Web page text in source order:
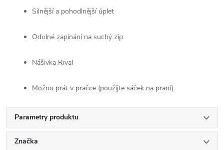
Silnější a pohodlnější úplet
Odolné zapínání na suchý zip
Nášivka Rival
Možno prát v pračce (použijte sáček na praní)
Parametry produktu
Značka